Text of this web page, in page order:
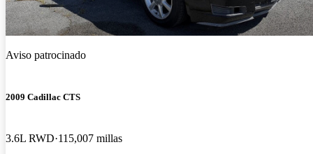
Aviso patrocinado
2009 Cadillac CTS
3.6L RWD 115,007 millas